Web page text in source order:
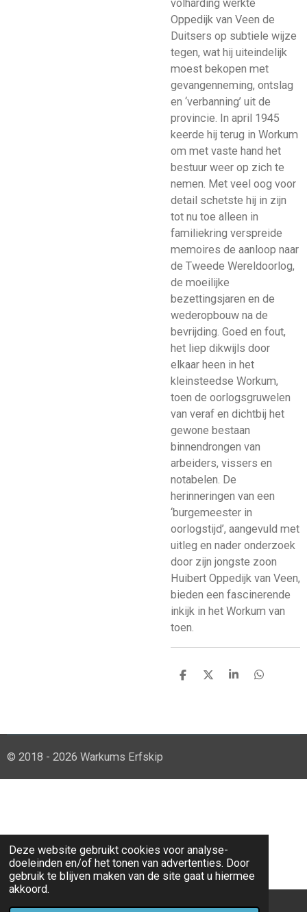
Deze website gebruikt cookies voor analyse-
doeleinden en/of het tonen van advertenties. Door
gebruik te blijven maken van de site gaat u hiermee
akkoord.
volharding werkte
Oppedijk van Veen de
Duitsers op subtiele wijze
tegen, wat hij uiteindelijk
moest bekopen met
gevangenneming, ontslag
en ‘verbanning’ uit de
provincie. In april 1945
keerde hij terug in Workum
om met vaste hand het
bestuur weer op zich te
nemen. Met veel oog voor
detail schetste hij in zijn
tot nu toe alleen in
familiekring verspreide
memoires de aanloop naar
de Tweede Wereldoorlog,
de moeilijke
bezettingsjaren en de
wederopbouw na de
bevrijding. Goed en fout,
het liep dikwijls door
elkaar heen in het
kleinsteedse Workum,
toen de oorlogsgruwelen
van veraf en dichtbij het
gewone bestaan
binnendrongen van
arbeiders, vissers en
notabelen. De
herinneringen van een
‘burgemeester in
oorlogstijd’, aangevuld met
uitleg en nader onderzoek
door zijn jongste zoon
Huibert Oppedijk van Veen,
bieden een fascinerende
inkijk in het Workum van
toen.
D
D
S
D
© 2018 - 2026 Warkums Erfskip